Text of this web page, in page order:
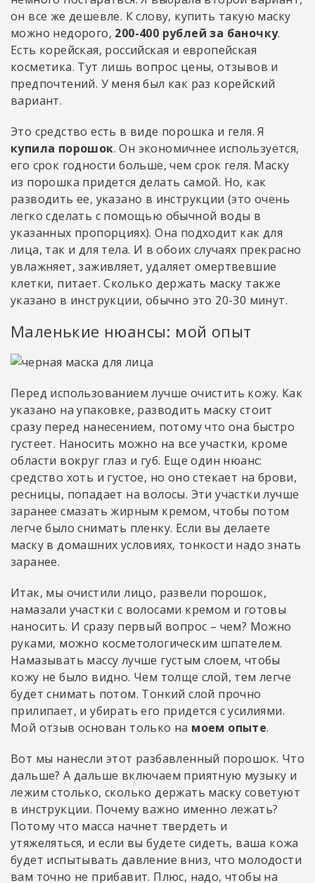
он все же дешевле. К слову, купить такую маску
можно недорого, 200-400 рублей за баночку.
Есть корейская, российская и европейская
косметика. Тут лишь вопрос цены, отзывов и
предпочтений. У меня был как раз корейский
вариант.
Это средство есть в виде порошка и геля. Я
купила порошок. Он экономичнее используется,
его срок годности больше, чем срок геля. Маску
из порошка придется делать самой. Но, как
разводить ее, указано в инструкции (это очень
легко сделать с помощью обычной воды в
указанных пропорциях). Она подходит как для
лица, так и для тела. И в обоих случаях прекрасно
увлажняет, заживляет, удаляет омертвевшие
клетки, питает. Сколько держать маску также
указано в инструкции, обычно это 20-30 минут.
Маленькие нюансы: мой опыт
Перед использованием лучше очистить кожу. Как
указано на упаковке, разводить маску стоит
сразу перед нанесением, потому что она быстро
густеет. Наносить можно на все участки, кроме
области вокруг глаз и губ. Еще один нюанс:
средство хоть и густое, но оно стекает на брови,
ресницы, попадает на волосы. Эти участки лучше
заранее смазать жирным кремом, чтобы потом
легче было снимать пленку. Если вы делаете
маску в домашних условиях, тонкости надо знать
заранее.
Итак, мы очистили лицо, развели порошок,
намазали участки с волосами кремом и готовы
наносить. И сразу первый вопрос – чем? Можно
руками, можно косметологическим шпателем.
Намазывать массу лучше густым слоем, чтобы
кожу не было видно. Чем толще слой, тем легче
будет снимать потом. Тонкий слой прочно
прилипает, и убирать его придется с усилиями.
Мой отзыв основан только на моем опыте.
Вот мы нанесли этот разбавленный порошок. Что
дальше? А дальше включаем приятную музыку и
лежим столько, сколько держать маску советуют
в инструкции. Почему важно именно лежать?
Потому что масса начнет твердеть и
утяжеляться, и если вы будете сидеть, ваша кожа
будет испытывать давление вниз, что молодости
вам точно не прибавит. Плюс, надо, чтобы на